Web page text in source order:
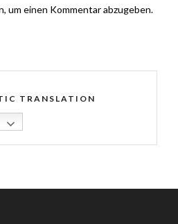
um einen Kommentar abzugeben.
TRANSLATION